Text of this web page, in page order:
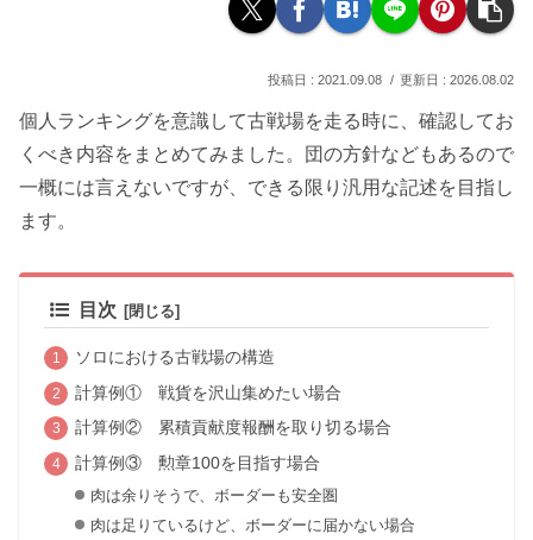
2021.09.08 2026.08.02
個人ランキングを意識して古戦場を走る時に、確認してお
くべき内容をまとめてみました。団の方針などもあるので
一概には言えないですが、できる限り汎用な記述を目指し
ます。
目次
ソロにおける古戦場の構造
計算例① 戦貨を沢山集めたい場合
計算例② 累積貢献度報酬を取り切る場合
計算例③ 勲章100を目指す場合
肉は余りそうで、ボーダーも安全圏
肉は足りているけど、ボーダーに届かない場合